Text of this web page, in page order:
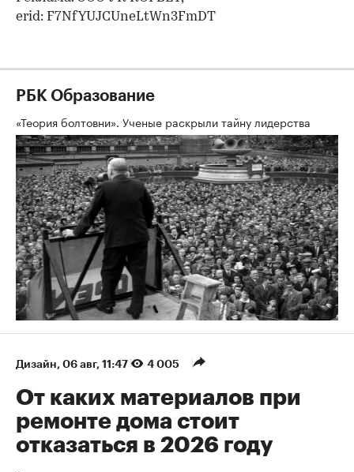
erid: F7NfYUJCUneLtWn3FmDT
РБК Образование
«Теория болтовни». Ученые раскрыли тайну лидерства
Дизайн⁠, 06 авг, 11:47 4 005
От каких материалов при
ремонте дома стоит
отказаться в 2026 году